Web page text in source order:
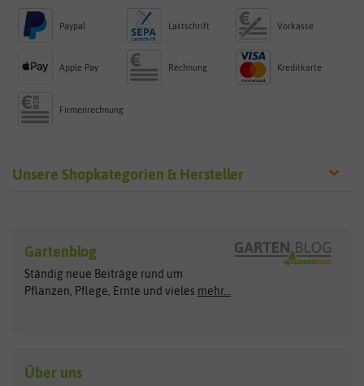
Paypal Lastschrift Vorkasse
Apple Pay Rechnung Kreditkarte
Firmenrechnung
Unsere Shopkategorien & Hersteller
Exotische Samen
Gemüsesamen
Gründünger
Kräutersamen
Arche Noah
ASB Greenworld
Benary
Clever Pots
COMPO
Gartenblog
Ständig neue Beiträge rund um
Pflanzen, Pflege, Ernte und vieles mehr...
Über uns